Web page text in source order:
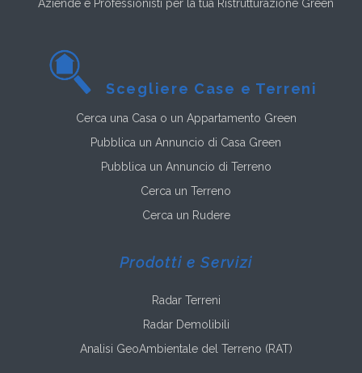
Aziende e Professionisti per la tua Ristrutturazione Green
Scegliere Case e Terreni
Cerca una Casa o un Appartamento Green
Pubblica un Annuncio di Casa Green
Pubblica un Annuncio di Terreno
Cerca un Terreno
Cerca un Rudere
Prodotti e Servizi
Radar Terreni
Radar Demolibili
Analisi GeoAmbientale del Terreno (RAT)